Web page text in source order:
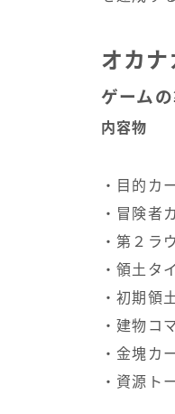
オカ
ゲーム
内容物
・目的カ
・冒険者
・第２ラ
・領土タ
・初期領
・建物コ
・金塊カ
・資源ト